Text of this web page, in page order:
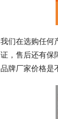
我们在选购任何
证，售后还有保
品牌厂家价格是